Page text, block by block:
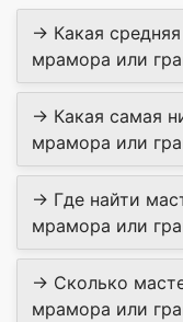
→ Какая средняя
мрамора или
→ Какая самая
мрамора или
→ Где найти
мрамора или
→ Сколько
мрамора или